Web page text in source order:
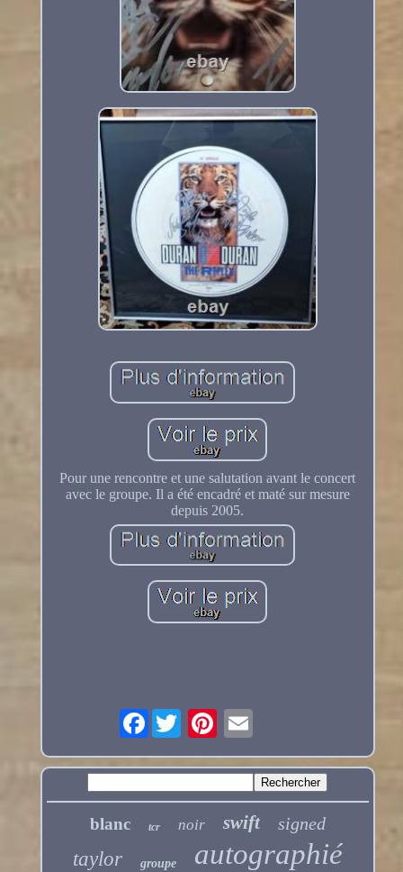
Pour une rencontre et une salutation avant le concert
avec le groupe. Il a été encadré et maté sur mesure
depuis 2005.
Facebook
blanc tcr noir swift signed
taylor groupe autographié